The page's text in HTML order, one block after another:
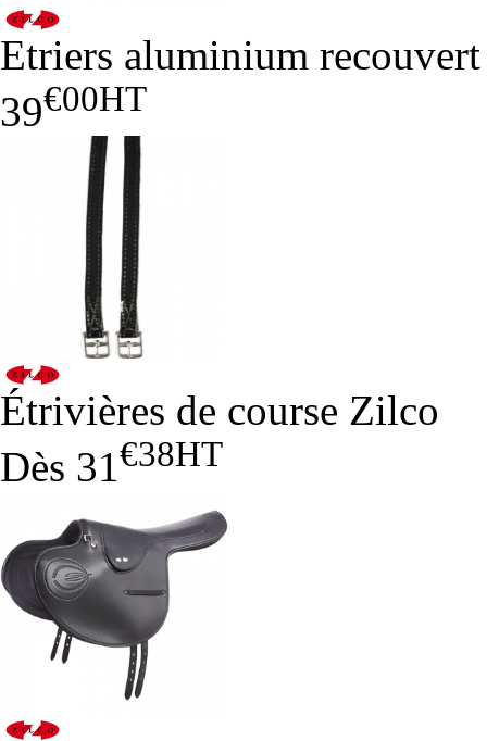
Etriers aluminium
39€00HT
Étrivières de course Zilco
Dès 31€38HT